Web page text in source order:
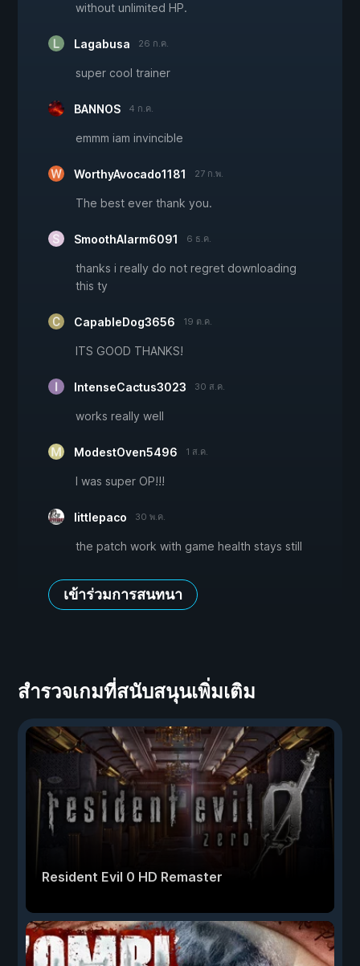
without unlimited HP.
Lagabusa 26 ก.ค.
super cool trainer
BANNOS 4 ก.ค.
emmm iam invincible
WorthyAvocado1181 27 ก.พ.
The best ever thank you.
SmoothAlarm6091 6 ธ.ค.
thanks i really do not regret downloading
this ty
CapableDog3656 19 ต.ค.
ITS GOOD THANKS!
IntenseCactus3023 30 ส.ค.
works really well
ModestOven5496 1 ส.ค.
I was super OP!!!
littlepaco 30 พ.ค.
the patch work with game health stays still
เข้าร่วมการสนทนา
สำรวจเกมที่สนับสนุนเพิ่มเติม
Resident Evil 0 HD Remaster